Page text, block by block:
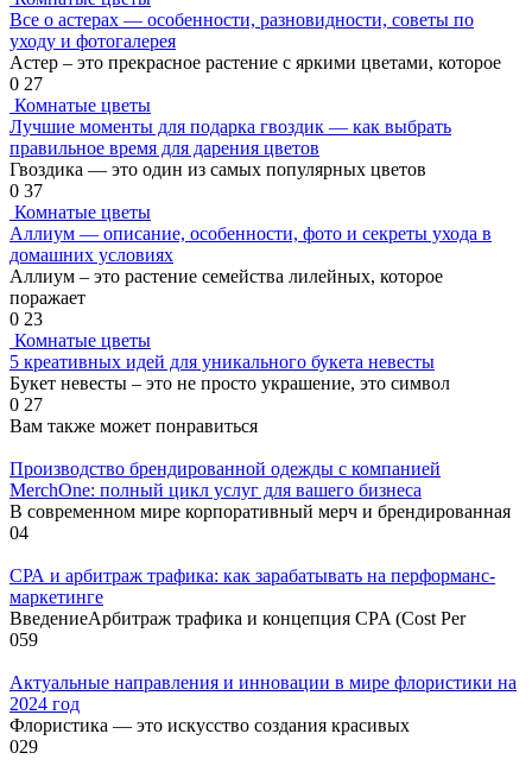
Все о астерах — особенности, разновидности, советы по
уходу и фотогалерея
Астер – это прекрасное растение с яркими цветами, которое
0 27
Комнатые цветы
Лучшие моменты для подарка гвоздик — как выбрать
правильное время для дарения цветов
Гвоздика — это один из самых популярных цветов
0 37
Комнатые цветы
Аллиум — описание, особенности, фото и секреты ухода в
домашних условиях
Аллиум – это растение семейства лилейных, которое
поражает
0 23
Комнатые цветы
5 креативных идей для уникального букета невесты
Букет невесты – это не просто украшение, это символ
0 27
Вам также может понравиться
Производство брендированной одежды с компанией
MerchOne: полный цикл услуг для вашего бизнеса
В современном мире корпоративный мерч и брендированная
04
СРА и арбитраж трафика: как зарабатывать на перформанс-
маркетинге
ВведениеАрбитраж трафика и концепция CPA (Cost Per
059
Актуальные направления и инновации в мире флористики на
2024 год
Флористика — это искусство создания красивых
029